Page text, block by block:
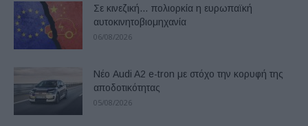
Σε κινεζική… πολιορκία η ευρωπαϊκή
αυτοκινητοβιομηχανία
06/08/2026
Νέο Audi A2 e-tron με στόχο την κορυφή της
αποδοτικότητας
05/08/2026